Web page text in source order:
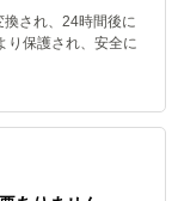
され、24時間後に
り保護され、安全に